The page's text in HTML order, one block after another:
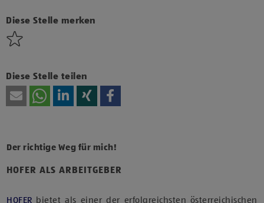
Diese Stelle merken
Diese Stelle teilen
HOFER ALS ARBEITGEBER
Der richtige Weg für mich!
HOFER bietet als einer der erfolgreichsten österreichischen